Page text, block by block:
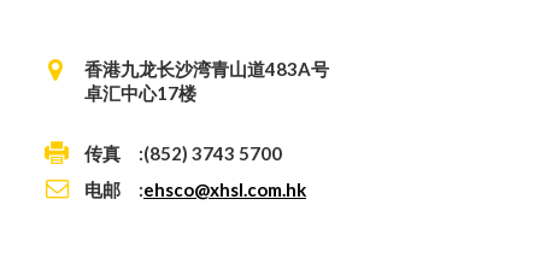
香港九龙长沙湾青山道483A号
卓汇中心17楼
传真 :(852) 3743 5700
电邮 :ehsco@xhsl.com.hk